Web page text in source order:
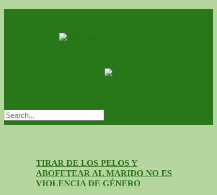
TIRAR DE LOS PELOS Y
ABOFETEAR AL MARIDO NO ES
VIOLENCIA DE GÉNERO